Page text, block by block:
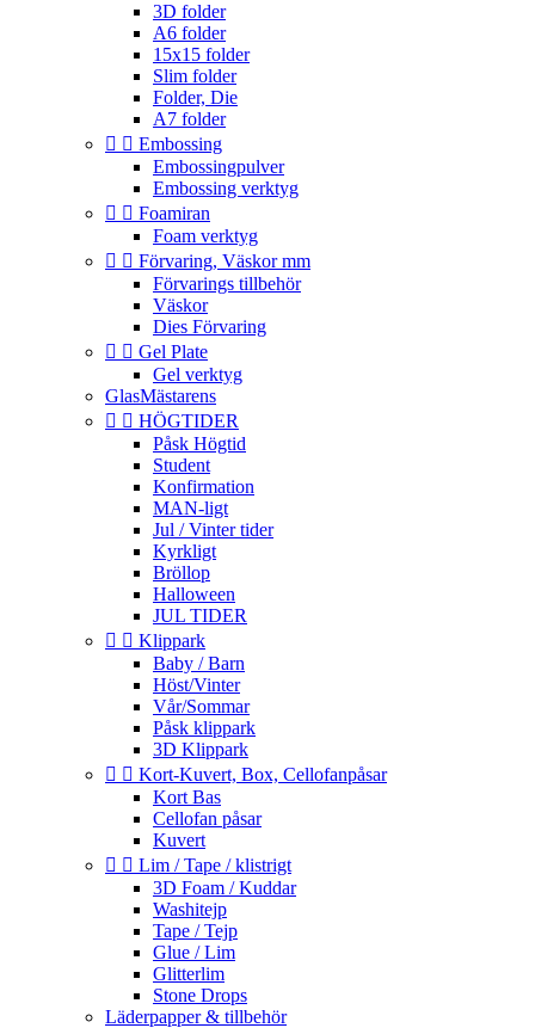
3D folder
A6 folder
15x15 folder
Slim folder
Folder, Die
A7 folder
  Embossing
Embossingpulver
Embossing verktyg
  Foamiran
Foam verktyg
  Förvaring, Väskor mm
Förvarings tillbehör
Väskor
Dies Förvaring
  Gel Plate
Gel verktyg
GlasMästarens
  HÖGTIDER
Påsk Högtid
Student
Konfirmation
MAN-ligt
Jul / Vinter tider
Kyrkligt
Bröllop
Halloween
JUL TIDER
  Klippark
Baby / Barn
Höst/Vinter
Vår/Sommar
Påsk klippark
3D Klippark
  Kort-Kuvert, Box, Cellofanpåsar
Kort Bas
Cellofan påsar
Kuvert
  Lim / Tape / klistrigt
3D Foam / Kuddar
Washitejp
Tape / Tejp
Glue / Lim
Glitterlim
Stone Drops
Läderpapper & tillbehör